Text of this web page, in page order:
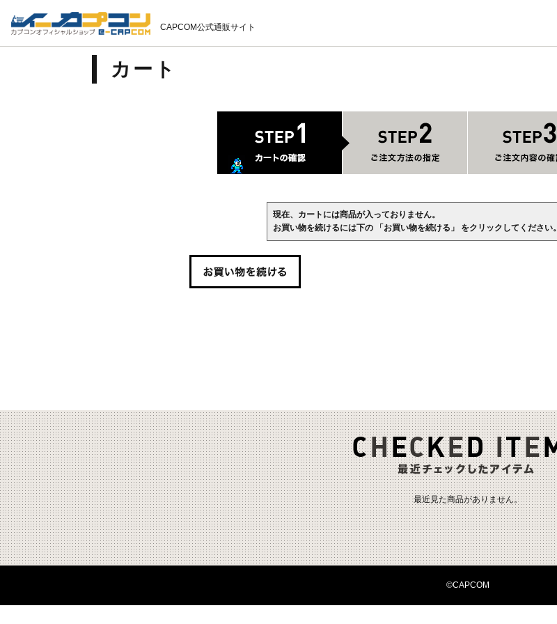
CAPCOM公式通販サイト
カート
現在、カートには商品が入っておりません。
お買い物を続けるには下の 「お買い物を続ける」 をクリックしてください。
最近見た商品がありません。
©CAPCOM